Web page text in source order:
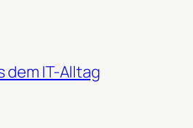
dem IT-Alltag